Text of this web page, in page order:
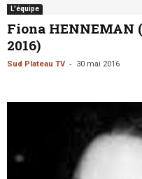
L'équipe
Fiona
2016)
Sud Plateau TV - 30 mai 2016